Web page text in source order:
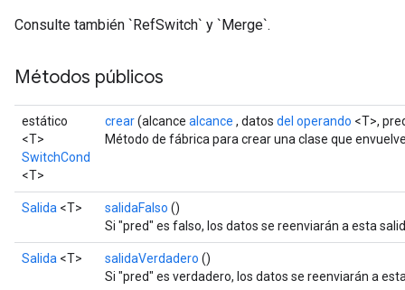
Consulte también `RefSwitch` y `Merge`.
Métodos públicos
estático
<T>
SwitchCond
<T>
crear(alcance alcance , datos del operando <T>,
Método de fábrica para crear una clase que
Salida <T> salidaFalso ()
Si "pred" es falso, los datos se reenviarán a esta
Salida <T> salidaVerdadero ()
Si "pred" es verdadero, los datos se reenviarán a